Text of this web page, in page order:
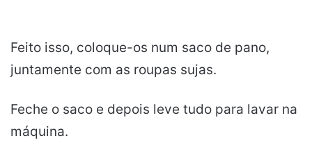
Feito isso, coloque-os num saco de pano,
juntamente com as roupas sujas.
Feche o saco e depois leve tudo para lavar na
máquina.